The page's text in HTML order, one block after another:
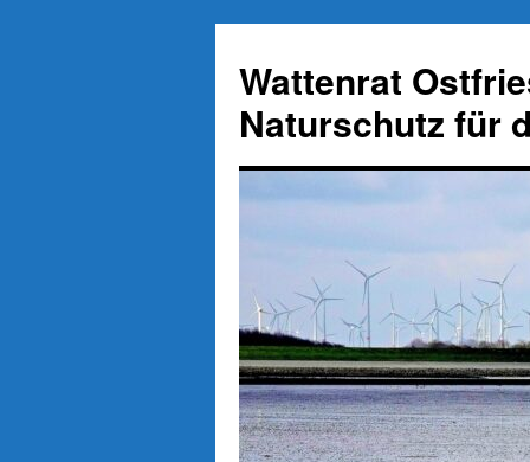
springen
Wattenrat
Naturschutz für